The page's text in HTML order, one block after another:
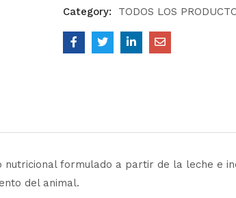
Category:
TODOS LOS
formulado a partir de la leche e
del animal.